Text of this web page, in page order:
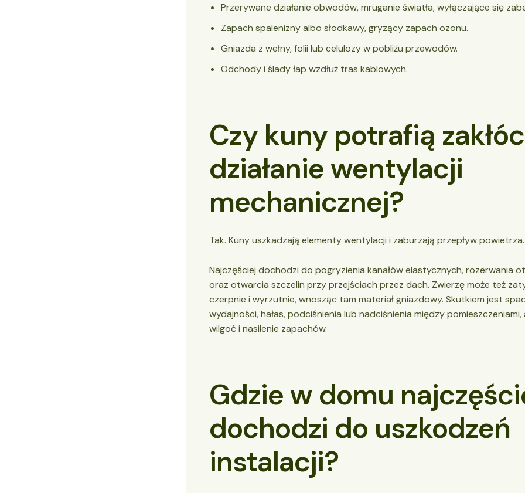
Przerywane działanie obwodów, mruganie światła, wyłączające się
Zapach spalenizny albo słodkawy, gryzący zapach ozonu.
Gniazda z wełny, folii lub celulozy w pobliżu przewodów.
Odchody i ślady łap wzdłuż tras kablowych.
Czy kuny potrafią
działanie wentylacji
mechanicznej?
Tak. Kuny uszkadzają elementy wentylacji i zaburzają przepływ powietrza.
Najczęściej dochodzi do pogryzienia kanałów elastycznych, rozerwania
oraz otwarcia szczelin przy przejściach przez dach. Zwierzę może też
czerpnie i wyrzutnie, wnosząc tam materiał gniazdowy. Skutkiem jest
wydajności, hałas, podciśnienia lub nadciśnienia między pomieszczeniami,
wilgoć i nasilenie zapachów.
Gdzie w domu
dochodzi do uszkodzeń
instalacji?